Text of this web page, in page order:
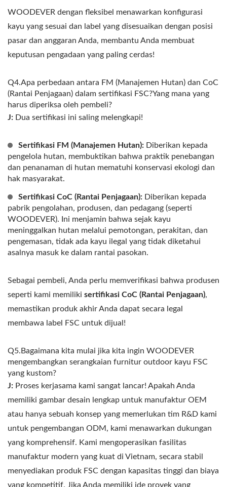
WOODEVER dengan fleksibel menawarkan konfigurasi
kayu yang sesuai dan label yang disesuaikan dengan posisi
pasar dan anggaran Anda, membantu Anda membuat
keputusan pengadaan yang paling cerdas!
Q4.Apa perbedaan antara FM (Manajemen Hutan) dan CoC
(Rantai Penjagaan) dalam sertifikasi FSC?Yang mana yang
harus diperiksa oleh pembeli?
J: Dua sertifikasi ini saling melengkapi!
Sertifikasi FM (Manajemen Hutan): Diberikan kepada
pengelola hutan, membuktikan bahwa praktik penebangan
dan penanaman di hutan mematuhi konservasi ekologi dan
hak masyarakat.
Sertifikasi CoC (Rantai Penjagaan): Diberikan kepada
pabrik pengolahan, produsen, dan pedagang (seperti
WOODEVER). Ini menjamin bahwa sejak kayu
meninggalkan hutan melalui pemotongan, perakitan, dan
pengemasan, tidak ada kayu ilegal yang tidak diketahui
asalnya masuk ke dalam rantai pasokan.
Sebagai pembeli, Anda perlu memverifikasi bahwa produsen
seperti kami memiliki sertifikasi CoC (Rantai Penjagaan),
memastikan produk akhir Anda dapat secara legal
membawa label FSC untuk dijual!
Q5.Bagaimana kita mulai jika kita ingin WOODEVER
mengembangkan serangkaian furnitur outdoor kayu FSC
yang kustom?
J: Proses kerjasama kami sangat lancar! Apakah Anda
memiliki gambar desain lengkap untuk manufaktur OEM
atau hanya sebuah konsep yang memerlukan tim R&D kami
untuk pengembangan ODM, kami menawarkan dukungan
yang komprehensif. Kami mengoperasikan fasilitas
manufaktur modern yang kuat di Vietnam, secara stabil
menyediakan produk FSC dengan kapasitas tinggi dan biaya
yang kompetitif. Jika Anda memiliki ide proyek yang